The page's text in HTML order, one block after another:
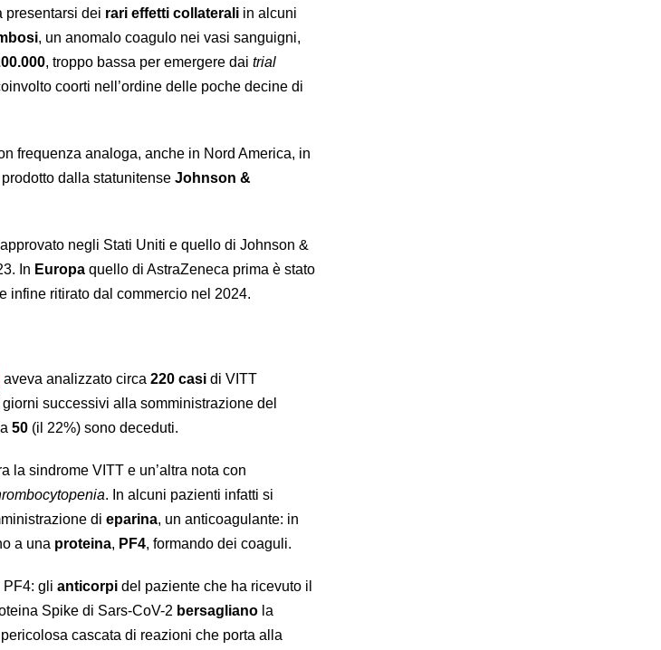
presentarsi dei rari effetti collaterali in alcuni
, un anomalo coagulo nei vasi sanguigni,
, troppo bassa per emergere dai trial
coorti nell’ordine delle poche decine di
frequenza analoga, anche in Nord America, in
dalla statunitense Johnson &
negli Stati Uniti e quello di Johnson &
In Europa quello di AstraZeneca prima è stato
infine ritirato dal commercio nel 2024.
aveva analizzato circa 220 casi di VITT
giorni successivi alla somministrazione del
50 (il 22%) sono deceduti.
la sindrome VITT e un’altra nota con
. In alcuni pazienti infatti si
di eparina, un anticoagulante: in
a una proteina, PF4, formando dei coaguli.
PF4: gli anticorpi del paziente che ha ricevuto il
Spike di Sars-CoV-2 bersagliano la
cascata di reazioni che porta alla